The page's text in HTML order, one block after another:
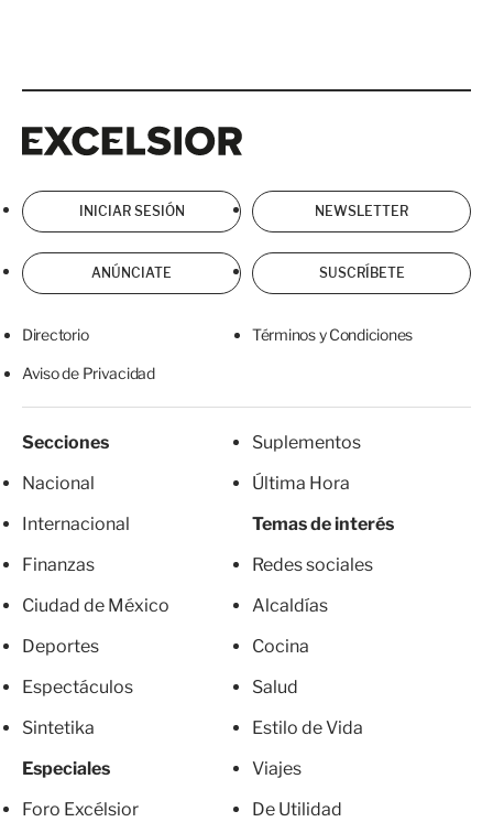
INICIAR SESIÓN NEWSLETTER
ANÚNCIATE SUSCRÍBETE
Directorio Términos y Condiciones
Aviso de Privacidad
Secciones
Nacional
Internacional
Finanzas
Ciudad de México
Deportes
Espectáculos
Sintetika
Especiales
Foro Excélsior
Suplementos
Última Hora
Temas de interés
Redes sociales
Alcaldías
Cocina
Salud
Estilo de Vida
Viajes
De Utilidad